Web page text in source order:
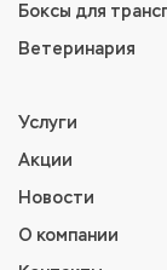
Боксы для
Ветеринария
Услуги
Акции
Новости
О компании